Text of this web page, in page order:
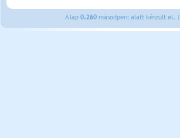
A lap 0.260 másodperc alatt készült el. |